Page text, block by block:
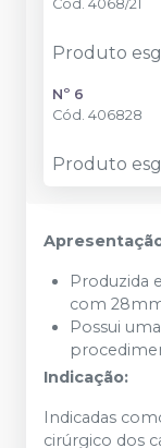
Cód. 4068/21
Produto
Nº 6
Cód. 406828
Produto
Produzida
com
Possui
Indicação:
Indicadas
cirúrgico dos